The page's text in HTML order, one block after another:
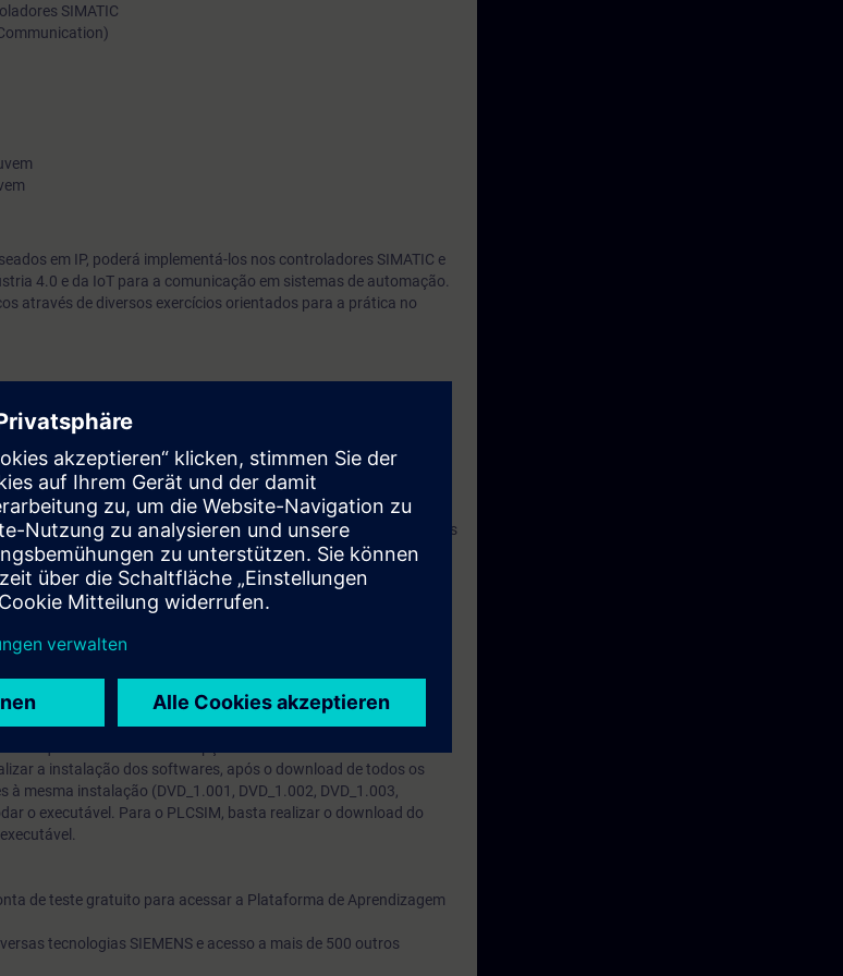
SIMATIC
em IP, poderá implementá-los nos controladores SIMATIC e
4.0 e da IoT para a comunicação em sistemas de automação.
através de diversos exercícios orientados para a prática no
pois todos os Downloads de softwares somente são passíveis
as orientações do documento encontrado no link abaixo:
109758060.
na opção DVD1 (DVD_1.001, DVD_1.002, DVD_1.003,
Basic/Professional and WinCC Basic/Comfort/Advanced""
109761045
Advanced devem ser selecionadas.
cs/document/109761045
arquivo encontrados na opção ""TRIAL Download STEP 7
a instalação dos softwares, após o download de todos os
mesma instalação (DVD_1.001, DVD_1.002, DVD_1.003,
o executável. Para o PLCSIM, basta realizar o download do
de teste gratuito para acessar a Plataforma de Aprendizagem
tecnologias SIEMENS e acesso a mais de 500 outros